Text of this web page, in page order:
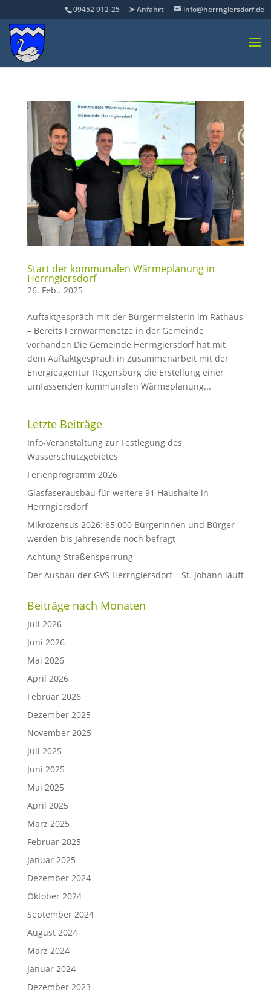
09452 912-25 ➤ Anfahrt info@herrngiersdorf.de
Start der kommunalen Wärmeplanung in
Herrngiersdorf
26. Feb.. 2025
Auftaktgespräch mit der Bürgermeisterin im Rathaus
– Bereits Fernwärmenetze in der Gemeinde
vorhanden Die Gemeinde Herrngiersdorf hat mit
dem Auftaktgespräch in Zusammenarbeit mit der
Energieagentur Regensburg die Erstellung einer
umfassenden kommunalen Wärmeplanung...
Letzte Beiträge
Info-Veranstaltung zur Festlegung des
Wasserschutzgebietes
Ferienprogramm 2026
Glasfaserausbau für weitere 91 Haushalte in
Herrngiersdorf
Mikrozensus 2026: 65.000 Bürgerinnen und Bürger
werden bis Jahresende noch befragt
Achtung Straßensperrung
Der Ausbau der GVS Herrngiersdorf – St. Johann läuft
Beiträge nach Monaten
Juli 2026
Juni 2026
Mai 2026
April 2026
Februar 2026
Dezember 2025
November 2025
Juli 2025
Juni 2025
Mai 2025
April 2025
März 2025
Februar 2025
Januar 2025
Dezember 2024
Oktober 2024
September 2024
August 2024
März 2024
Januar 2024
Dezember 2023